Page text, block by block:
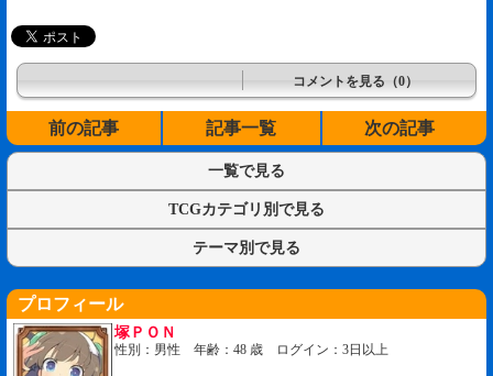
コメントを見る（0）
前の記事 記事一覧 次の記事
一覧で見る
TCGカテゴリ別で見る
テーマ別で見る
プロフィール
塚ＰＯＮ
性別：男性 年齢：48 歳 ログイン：3日以上